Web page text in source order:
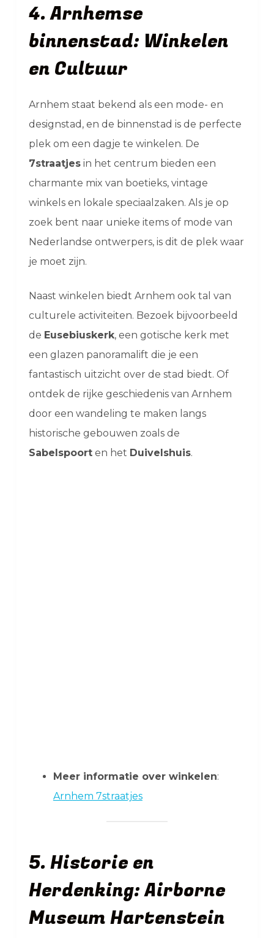
4. Arnhemse
binnenstad: Winkelen
en Cultuur
Arnhem staat bekend als een mode- en
designstad, en de binnenstad is de perfecte
plek om een dagje te winkelen. De
7straatjesin het centrum bieden een
charmante mix van boetieks, vintage
winkels en lokale speciaalzaken. Als je op
zoek bent naar unieke items of mode van
Nederlandse ontwerpers, is dit de plek waar
je moet zijn.
Naast winkelen biedt Arnhem ook tal van
culturele activiteiten. Bezoek bijvoorbeeld
de Eusebiuskerk, een gotische kerk met
een glazen panoramalift die je een
fantastisch uitzicht over de stad biedt. Of
ontdek de rijke geschiedenis van Arnhem
door een wandeling te maken langs
historische gebouwen zoals de
Sabelspoorten het Duivelshuis.
Meer informatie over winkelen:
Arnhem 7straatjes
5. Historie en
Herdenking: Airborne
Museum Hartenstein